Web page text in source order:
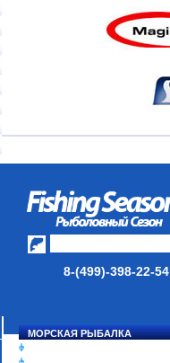
8-(499)-398-22-54
МОРСКАЯ РЫБАЛКА